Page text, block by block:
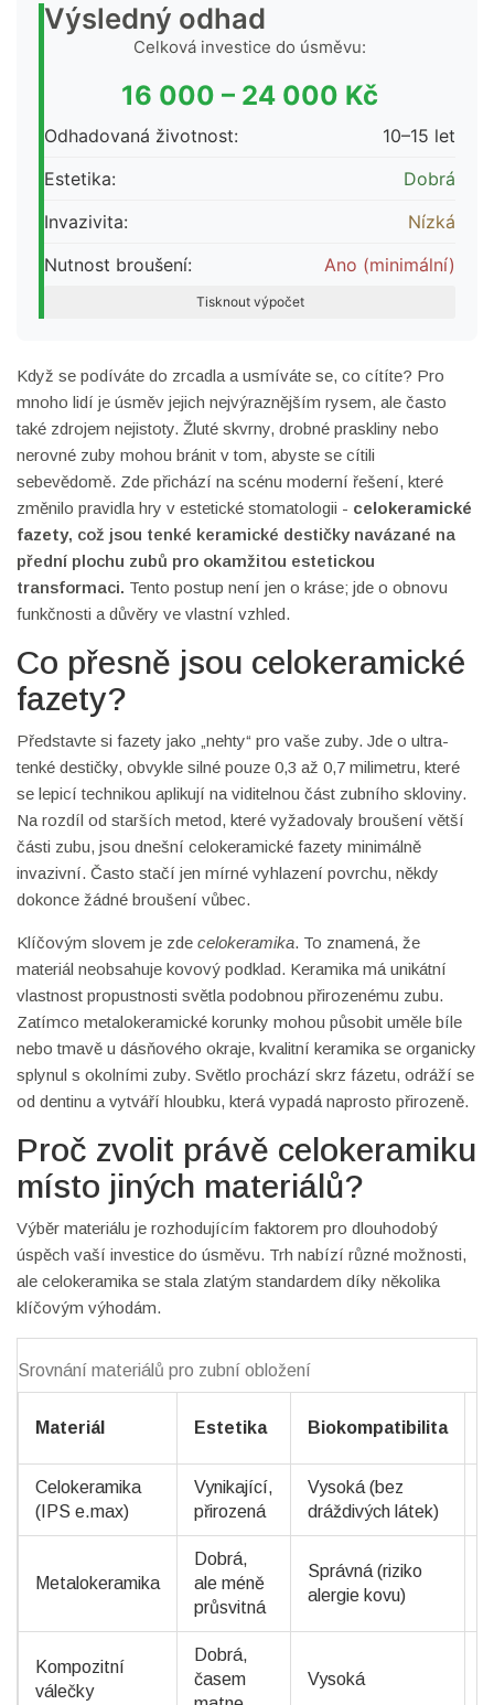
Výsledný odhad
Celková investice do úsměvu:
16 000 – 24 000 Kč
Odhadovaná životnost:
10–15 let
Estetika:
Dobrá
Invazivita:
Nízká
Nutnost broušení:
Ano (minimální)
Tisknout výpočet
Když se podíváte do zrcadla a usmíváte se, co cítíte? Pro
mnoho lidí je úsměv jejich nejvýraznějším rysem, ale často
také zdrojem nejistoty. Žluté skvrny, drobné praskliny nebo
nerovné zuby mohou bránit v tom, abyste se cítili
sebevědomě. Zde přichází na scénu moderní řešení, které
změnilo pravidla hry v estetické stomatologii - celokeramické
fazety, což jsou tenké keramické destičky navázané na
přední plochu zubů pro okamžitou estetickou
transformaci. Tento postup není jen o kráse; jde o obnovu
funkčnosti a důvěry ve vlastní vzhled.
Co přesně jsou celokeramické
fazety?
Představte si fazety jako „nehty“ pro vaše zuby. Jde o ultra-
tenké destičky, obvykle silné pouze 0,3 až 0,7 milimetru, které
se lepicí technikou aplikují na viditelnou část zubního skloviny.
Na rozdíl od starších metod, které vyžadovaly broušení větší
části zubu, jsou dnešní celokeramické fazety minimálně
invazivní. Často stačí jen mírné vyhlazení povrchu, někdy
dokonce žádné broušení vůbec.
Klíčovým slovem je zde celokeramika. To znamená, že
materiál neobsahuje kovový podklad. Keramika má unikátní
vlastnost propustnosti světla podobnou přirozenému zubu.
Zatímco metalokeramické korunky mohou působit uměle bíle
nebo tmavě u dásňového okraje, kvalitní keramika se organicky
splynul s okolními zuby. Světlo prochází skrz fázetu, odráží se
od dentinu a vytváří hloubku, která vypadá naprosto přirozeně.
Proč zvolit právě celokeramiku
místo jiných materiálů?
Výběr materiálu je rozhodujícím faktorem pro dlouhodobý
úspěch vaší investice do úsměvu. Trh nabízí různé možnosti,
ale celokeramika se stala zlatým standardem díky několika
klíčovým výhodám.
Srovnání materiálů pro zubní obložení
Materiál Estetika Biokompatibilita
Celokeramika
(IPS e.max)
Vynikající,
přirozená
Vysoká (bez
dráždivých látek)
Metalokeramika
Dobrá,
ale méně
průsvitná
Správná (riziko
alergie kovu)
Kompozitní
válečky
Dobrá,
časem
Vysoká